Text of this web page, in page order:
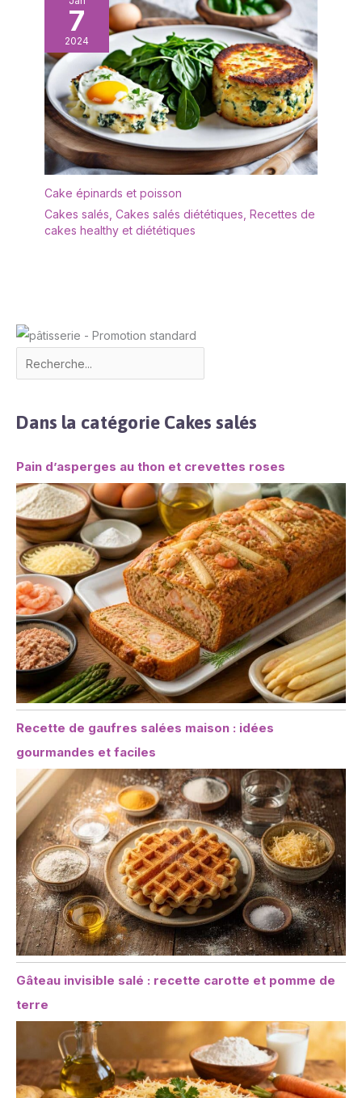
vaisselle. Il suffit de rincer
à l'eau tiède et au savon
ou de le mettre au lave-
vaisselle pour un
nettoyage rapide.
7
2024
Cake épinards et poisson
Cakes salés Cakes salés diététiques Recettes de
cakes healthy et diététiques
Dans la catégorie Cakes salés
Pain d’asperges au thon et crevettes roses
Recette de gaufres salées maison : idées
gourmandes et faciles
Gâteau invisible salé : recette carotte et pomme de
terre